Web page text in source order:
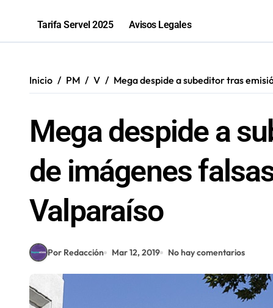
Tarifa Servel 2025 Avisos Legales
Inicio PM V Mega despide a subeditor tras
Mega despide a
de imágenes
Valparaíso
Por Redacción Mar 12, 2019 No hay comentarios